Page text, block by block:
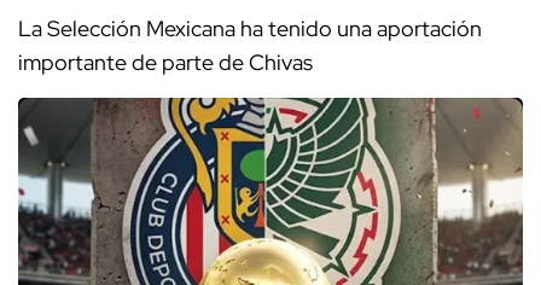
La Selección Mexicana ha tenido una aportación
importante de parte de Chivas